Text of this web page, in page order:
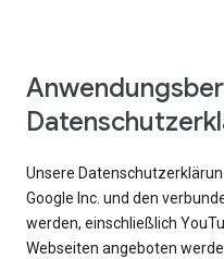
Unsere
Google Inc. und den
werden, einschließlich
Webseiten angeboten